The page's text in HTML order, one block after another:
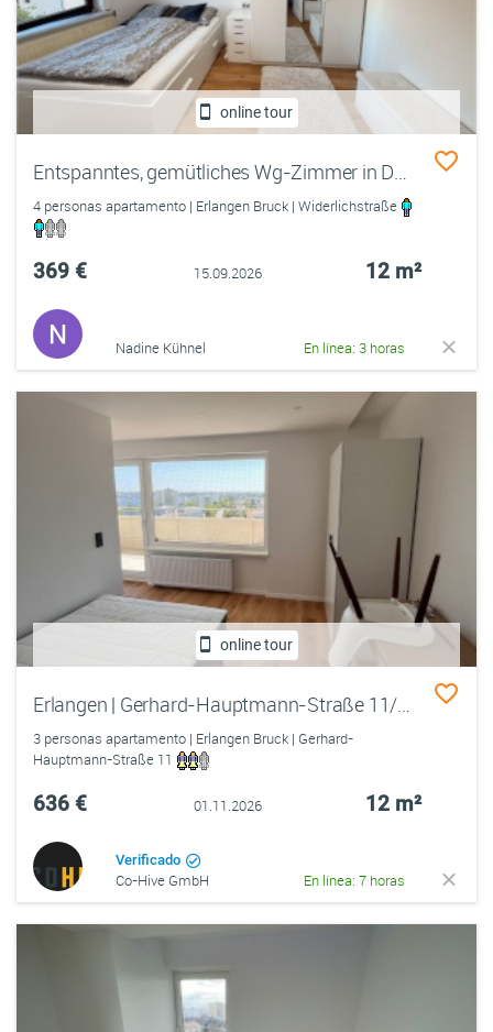
online tour
Entspanntes, gemütliches Wg-Zimmer in Doppelhaushälfte
4 personas apartamento | Erlangen Bruck | Widerlichstraße
369 € 15.09.2026 12 m²
Nadine Kühnel En línea: 3 horas
online tour
Erlangen | Gerhard-Hauptmann-Straße 11/1/Zimmer 2
3 personas apartamento | Erlangen Bruck | Gerhard-
Hauptmann-Straße 11
636 € 01.11.2026 12 m²
Verificado
Co-Hive GmbH En línea: 7 horas